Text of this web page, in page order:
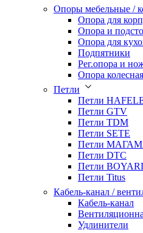
Опоры мебельные /
Опора для
Опора и
Опора для
Подпятники
Рег.опора и
Опора колесная
Петли
Петли
Петли GTV
Петли TDM
Петли SETE
Петли
Петли DTC
Петли
Петли Titus
Кабель-канал /
Кабель-канал
Удлинители